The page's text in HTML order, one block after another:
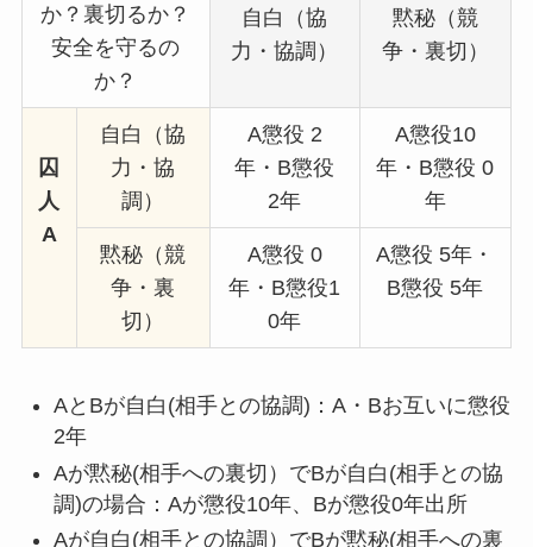
か？裏切るか？
安全を守るの
か？
自白（協
力・協調）
黙秘（競
争・裏切）
囚
人
A
自白（協
力・協
調）
A懲役 2
年・B懲役
2年
A懲役10
年・B懲役 0
年
黙秘（競
争・裏
切）
A懲役 0
年・B懲役1
0年
A懲役 5年・
B懲役 5年
AとBが自白(相手との協調)：A・Bお互いに懲役
2年
Aが黙秘(相手への裏切）でBが自白(相手との協
調)の場合：Aが懲役10年、Bが懲役0年出所
Aが自白(相手との協調）でBが黙秘(相手への裏